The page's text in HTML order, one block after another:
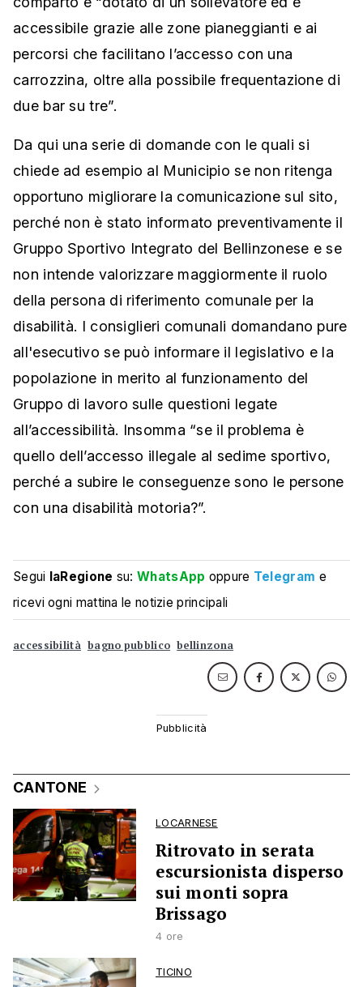
accessibile grazie alle zone pianeggianti e ai
percorsi che facilitano l’accesso con una
carrozzina, oltre alla possibile frequentazione di
due bar su tre”.
Da qui una serie di domande con le quali si
chiede ad esempio al Municipio se non ritenga
opportuno migliorare la comunicazione sul sito,
perché non è stato informato preventivamente il
Gruppo Sportivo Integrato del Bellinzonese e se
non intende valorizzare maggiormente il ruolo
della persona di riferimento comunale per la
disabilità. I consiglieri comunali domandano pure
all'esecutivo se può informare il legislativo e la
popolazione in merito al funzionamento del
Gruppo di lavoro sulle questioni legate
all’accessibilità. Insomma “se il problema è
quello dell’accesso illegale al sedime sportivo,
perché a subire le conseguenze sono le persone
con una disabilità motoria?”.
Segui laRegione su:WhatsApp oppure Telegram e
ricevi ogni mattina le notizie principali
accessibilità bagno pubblico bellinzona
CANTONE
LOCARNESE
Ritrovato in serata
escursionista disperso
sui monti sopra
Brissago
4 ore
TICINO